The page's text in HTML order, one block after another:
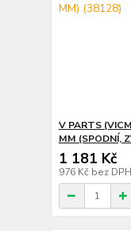
V PARTS
MM (SPODNÍ,
1 181 Kč
976 Kč bez DPH